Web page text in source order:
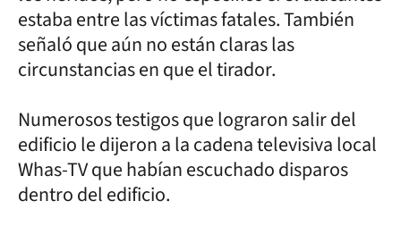
estaba entre las víctimas fatales. También
señaló que aún no están claras las
circunstancias en que el tirador.
Numerosos testigos que lograron salir del
edificio le dijeron a la cadena televisiva local
Whas-TV que habían escuchado disparos
dentro del edificio.